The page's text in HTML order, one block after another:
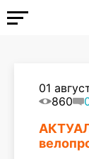
01
860